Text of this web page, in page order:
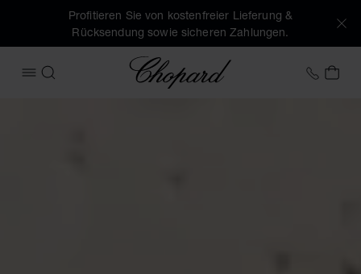
Profitieren Sie von kostenfreier Lieferung &
Rücksendung sowie sicheren Zahlungen.
MENÜ ÖFFNEN
SUCHEN Chopard +41